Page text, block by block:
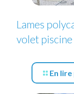
Lames
volet piscine
En lire